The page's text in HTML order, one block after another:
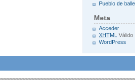
Pueblo de
Meta
Acceder
XHTML Válido
WordPress